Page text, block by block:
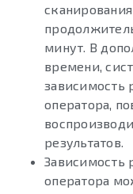
минут. В
времени,
зависимость
оператора,
результатов.
Зависимость
оператора